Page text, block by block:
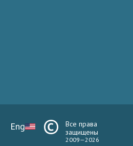
Eng
Все права
защищены
2009—2026